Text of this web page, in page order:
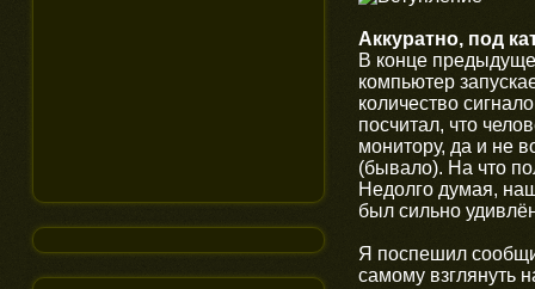
Аккуратно, под
В конце
компьютер
количество
посчитал, что
монитору, да и не
(бывало). На что
Недолго думая,
был сильно
Я поспешил
самому взглянуть